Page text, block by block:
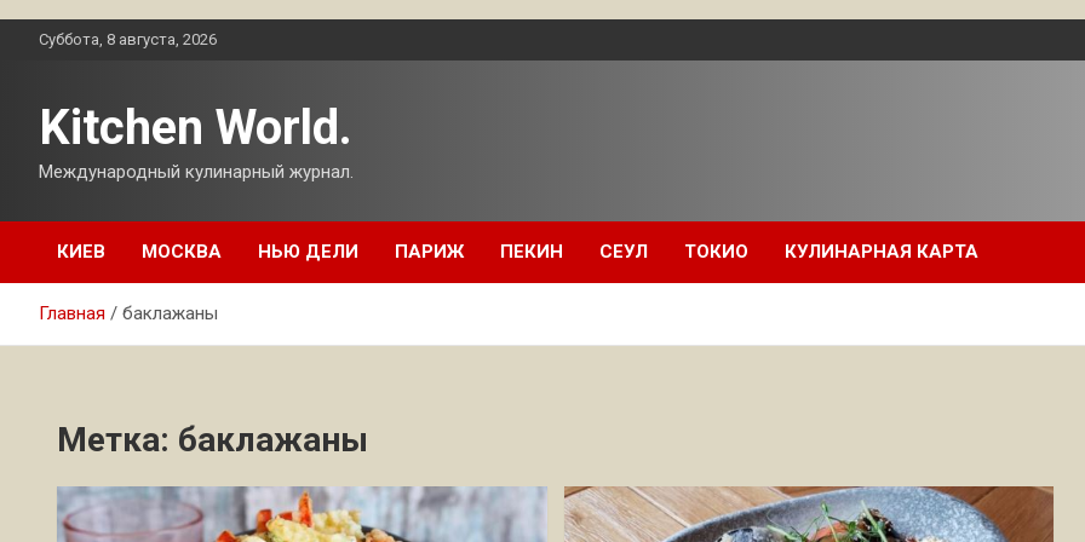
ПерейтиСуббота, 8 августа, 2026
Kitchen World.
Международный кулинарный журнал.
КИЕВ МОСКВА НЬЮ ДЕЛИ ПАРИЖ ПЕКИН СЕУЛ ТОКИО КУЛИНАРНАЯ КАРТА
Главная баклажаны
Метка: баклажаны